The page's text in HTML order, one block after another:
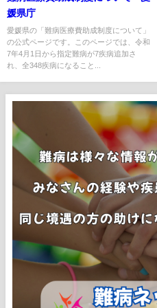
媛県庁
愛媛県の「難病医療費助成制度について」
の公式ページです。このページでは、令和
7年4月1日から指定難病が7疾病追加さ
れ、全348疾病になること...